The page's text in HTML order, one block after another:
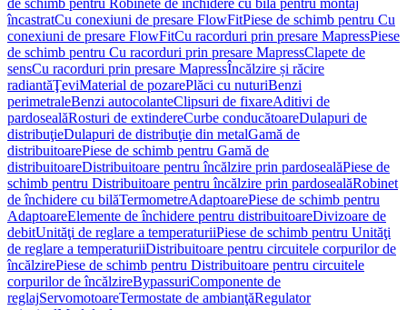
de schimb pentru Robinete de închidere cu bilă pentru montaj
încastratCu conexiuni de presare FlowFitPiese de schimb pentru Cu
conexiuni de presare FlowFitCu racorduri prin presare MapressPiese
de schimb pentru Cu racorduri prin presare MapressClapete de
sensCu racorduri prin presare MapressÎncălzire și răcire
radiantăŢeviMaterial de pozarePlăci cu nuturiBenzi
perimetraleBenzi autocolanteClipsuri de fixareAditivi de
pardosealăRosturi de extindereCurbe conducătoareDulapuri de
distribuţieDulapuri de distribuţie din metalGamă de
distribuitoarePiese de schimb pentru Gamă de
distribuitoareDistribuitoare pentru încălzire prin pardosealăPiese de
schimb pentru Distribuitoare pentru încălzire prin pardosealăRobinet
de închidere cu bilăTermometreAdaptoarePiese de schimb pentru
AdaptoareElemente de închidere pentru distribuitoareDivizoare de
debitUnităţi de reglare a temperaturiiPiese de schimb pentru Unităţi
de reglare a temperaturiiDistribuitoare pentru circuitele corpurilor de
încălzirePiese de schimb pentru Distribuitoare pentru circuitele
corpurilor de încălzireBypassuriComponente de
reglajServomotoareTermostate de ambianţăRegulator